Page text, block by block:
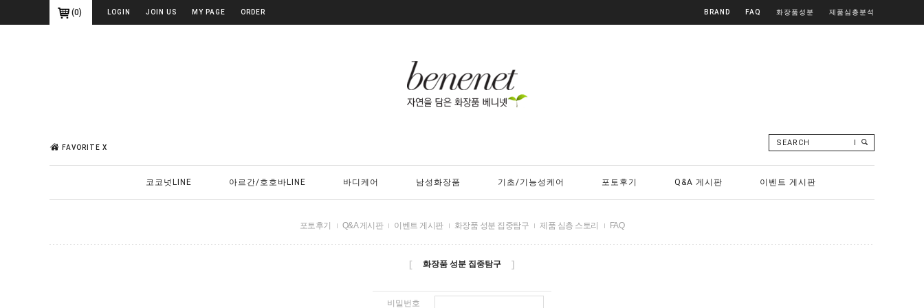
(0) LOGIN JOIN US MY PAGE ORDER BRAND FAQ 화장품성분 제품심층분석
FAVORITE X
SEARCH
코코넛LINE 아르간/호호바LINE 바디케어 남성화장품 기초/기능성케어 포토후기 Q&A 게시판 이벤트 게시판
포토후기 Q&A 게시판 이벤트 게시판 화장품 성분 집중탐구 제품 심층 스토리 FAQ
[ 화장품 성분 집중탐구 ]
비밀번호